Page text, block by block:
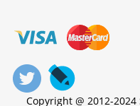
Copyright @ 2012-